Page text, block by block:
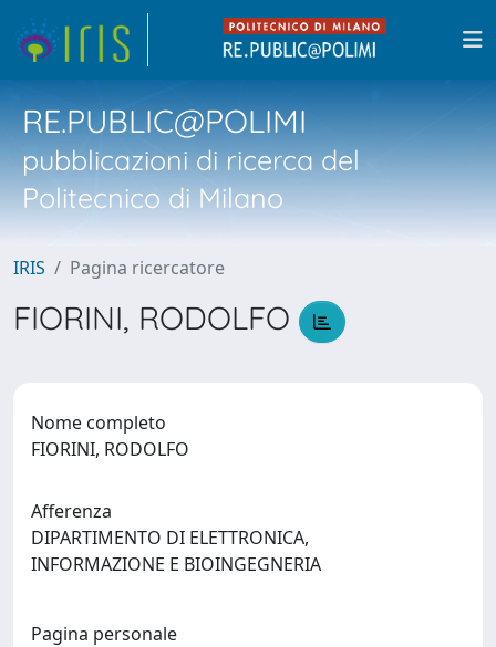
RE.PUBLIC@POLIMI
pubblicazioni di ricerca del
Politecnico di Milano
IRIS Pagina ricercatore
FIORINI, RODOLFO
Nome completo
FIORINI, RODOLFO
Afferenza
DIPARTIMENTO DI ELETTRONICA,
INFORMAZIONE E BIOINGEGNERIA
Pagina personale